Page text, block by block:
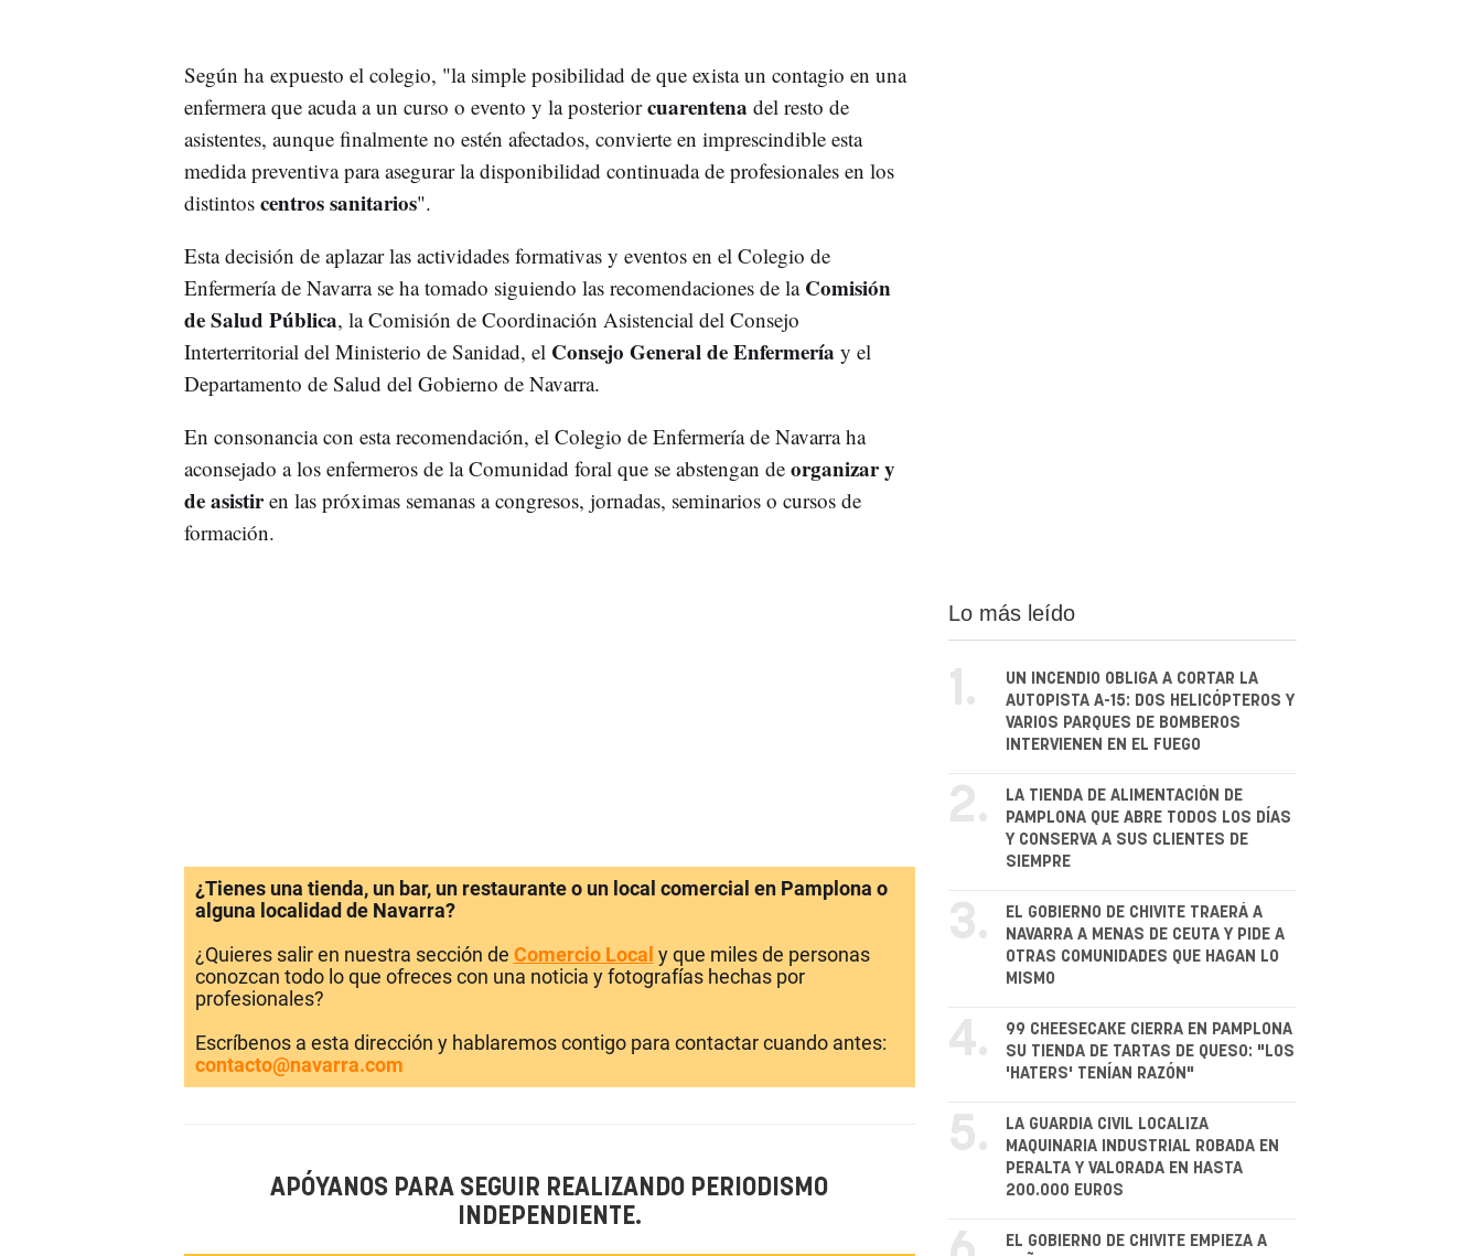
Según ha expuesto el colegio, "la simple posibilidad de que exista un contagio en una
enfermera que acuda a un curso o evento y la posteriorcuarentena del resto de
asistentes, aunque finalmente no estén afectados, convierte en imprescindible esta
medida preventiva para asegurar la disponibilidad continuada de profesionales en los
distintos centros sanitarios".
Esta decisión de aplazar las actividades formativas y eventos en el Colegio de
Enfermería de Navarra se ha tomado siguiendo las recomendaciones de laComisión
de Salud Pública, la Comisión de Coordinación Asistencial del Consejo
Interterritorial del Ministerio de Sanidad, el Consejo General de Enfermería y el
Departamento de Salud del Gobierno de Navarra.
En consonancia con esta recomendación, el Colegio de Enfermería de Navarra ha
aconsejado a los enfermeros de la Comunidad foral que se abstengan de organizar y
de asistiren las próximas semanas a congresos, jornadas, seminarios o cursos de
formación.
¿Tienes una tienda, un bar, un restaurante o un local comercial en Pamplona o
alguna localidad de Navarra?
¿Quieres salir en nuestra sección de Comercio Local y que miles de personas
conozcan todo lo que ofreces con una noticia y fotografías hechas por
profesionales?
Escríbenos a esta dirección y hablaremos contigo para contactar cuando antes:
contacto@navarra.com
APÓYANOS PARA SEGUIR REALIZANDO PERIODISMO
INDEPENDIENTE.
Lo más leído
1.
UN INCENDIO OBLIGA A CORTAR LA
AUTOPISTA A-15: DOS HELICÓPTEROS Y
VARIOS PARQUES DE BOMBEROS
INTERVIENEN EN EL FUEGO
2.
LA TIENDA DE ALIMENTACIÓN DE
PAMPLONA QUE ABRE TODOS LOS DÍAS
Y CONSERVA A SUS CLIENTES DE
SIEMPRE
3.
EL GOBIERNO DE CHIVITE TRAERÁ A
NAVARRA A MENAS DE CEUTA Y PIDE A
OTRAS COMUNIDADES QUE HAGAN LO
MISMO
4.
99 CHEESECAKE CIERRA EN PAMPLONA
SU TIENDA DE TARTAS DE QUESO: "LOS
'HATERS' TENÍAN RAZÓN"
5.
LA GUARDIA CIVIL LOCALIZA
MAQUINARIA INDUSTRIAL ROBADA EN
PERALTA Y VALORADA EN HASTA
200.000 EUROS
EL GOBIERNO DE CHIVITE EMPIEZA A